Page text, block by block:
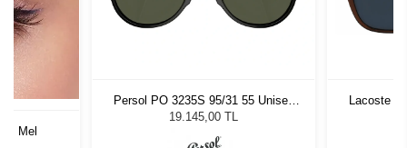
Mel
Persol PO 3235S 95/31 55 Unisex
Güneş Gözlüğü
19.145,00 TL
Lacoste